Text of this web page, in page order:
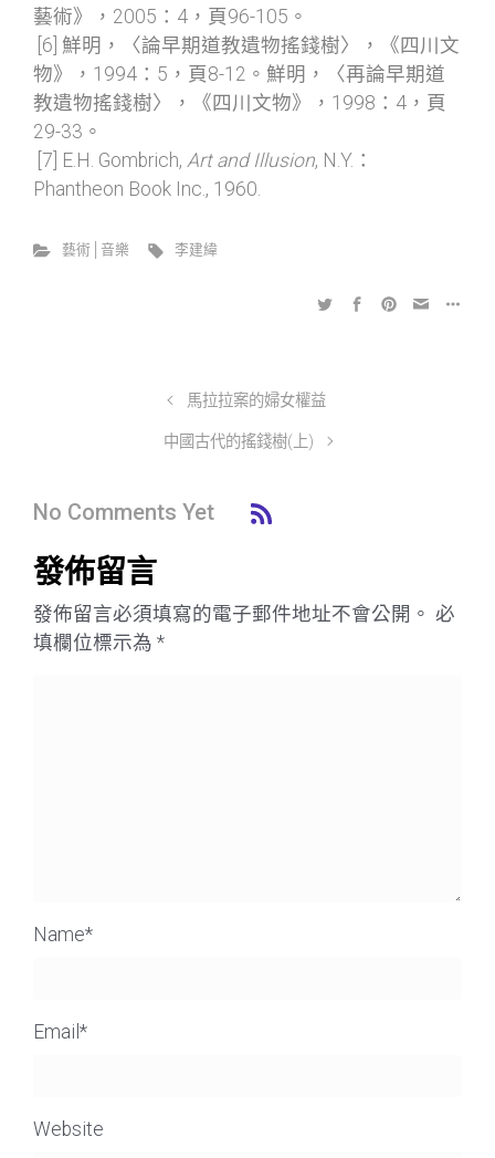
藝術》，2005：4，頁96-105。
[6] 鮮明，〈論早期道教遺物搖錢樹〉，《四川文
物》，1994：5，頁8-12。鮮明，〈再論早期道
教遺物搖錢樹〉，《四川文物》，1998：4，頁
29-33。
[7] E.H. Gombrich, Art and Illusion, N.Y.：
Phantheon Book Inc., 1960.
藝術│音樂 李建緯
馬拉拉案的婦女權益
中國古代的搖錢樹(上)
No Comments Yet
發佈留言
發佈留言必須填寫的電子郵件地址不會公開。 必
填欄位標示為 *
Name*
Email *
Website